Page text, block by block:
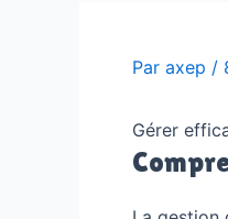
Par axep /
Gérer